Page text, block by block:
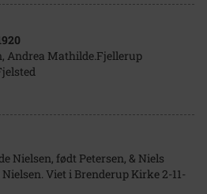
Andrea Mathilde.Fjellerup
Nielsen, født Petersen, & Niels
Viet i Brenderup Kirke 2-11-